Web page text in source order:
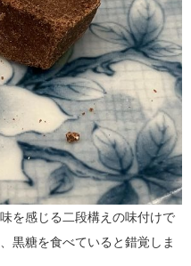
を感じる二段構えの味付けで
黒糖を食べていると錯覚しま